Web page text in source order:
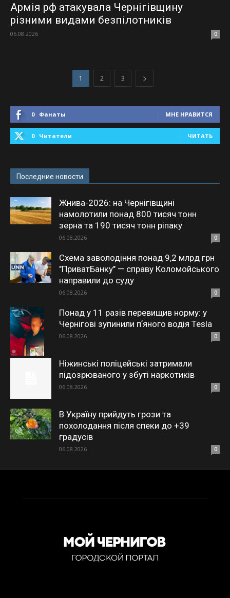
Армія рф атакувала Чернігівщину
різними видами безпілотників
06.08.2026 0
1 2 3
0 Фанаты МНЕ НРАВИТСЯ
0 Читатели ЧИТАТЬ
Последние новости
Жнива-2026: на Чернігівщині
намолотили понад 800 тисяч тонн
зерна та 190 тисяч тонн ріпаку
06.08.2026 0
Схема заволодіння понад 9,2 млрд грн
"ПриватБанку" — справу Коломойського
направили до суду
06.08.2026 0
Понад у 11 разів перевищив норму: у
Чернігові зупинили пʼяного водія Tesla
06.08.2026 0
Ніжинські поліцейські затримали
підозрюваного у збуті наркотиків
06.08.2026 0
В Україну прийдуть грози та
похолодання після спеки до +39
градусів
06.08.2026 0